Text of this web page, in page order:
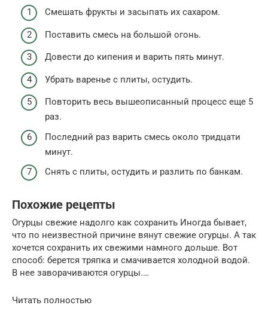
Смешать фрукты и засыпать их сахаром.
Поставить смесь на большой огонь.
Довести до кипения и варить пять минут.
Убрать варенье с плиты, остудить.
Повторить весь вышеописанный процесс еще 5
раз.
Последний раз варить смесь около тридцати
минут.
Снять с плиты, остудить и разлить по банкам.
Похожие рецепты
Огурцы свежие надолго как сохранить Иногда бывает,
что по неизвестной причине вянут свежие огурцы. А так
хочется сохранить их свежими намного дольше. Вот
способ: берется тряпка и смачивается холодной водой.
В нее заворачиваются огурцы.…
Читать полностью